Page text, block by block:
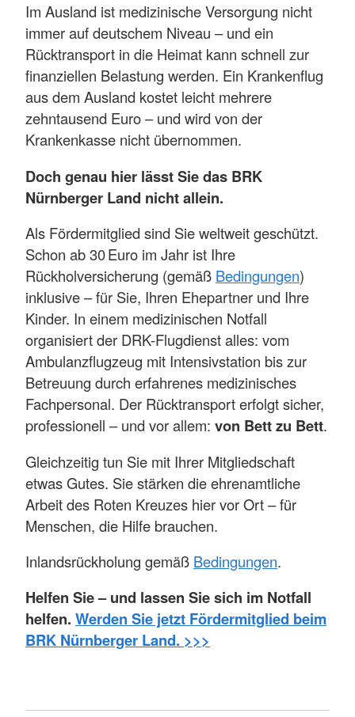
Im Ausland ist medizinische Versorgung nicht
immer auf deutschem Niveau – und ein
Rücktransport in die Heimat kann schnell zur
finanziellen Belastung werden. Ein Krankenflug
aus dem Ausland kostet leicht mehrere
zehntausend Euro – und wird von der
Krankenkasse nicht übernommen.
Doch genau hier lässt Sie das BRK
Nürnberger Land nicht allein.
Als Fördermitglied sind Sie weltweit geschützt.
Schon ab 30 Euro im Jahr ist Ihre
Rückholversicherung (gemäß Bedingungen)
inklusive – für Sie, Ihren Ehepartner und Ihre
Kinder. In einem medizinischen Notfall
organisiert der DRK-Flugdienst alles: vom
Ambulanzflugzeug mit Intensivstation bis zur
Betreuung durch erfahrenes medizinisches
Fachpersonal. Der Rücktransport erfolgt sicher,
professionell – und vor allem: von Bett zu Bett.
Gleichzeitig tun Sie mit Ihrer Mitgliedschaft
etwas Gutes. Sie stärken die ehrenamtliche
Arbeit des Roten Kreuzes hier vor Ort – für
Menschen, die Hilfe brauchen.
Inlandsrückholung gemäß Bedingungen.
Helfen Sie – und lassen Sie sich im Notfall
helfen. Werden Sie jetzt Fördermitglied beim
BRK Nürnberger Land. >>>